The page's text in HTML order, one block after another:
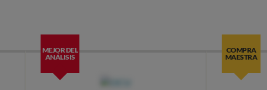
MEJOR DEL
ANÁLISIS
COMPRA
MAESTRA